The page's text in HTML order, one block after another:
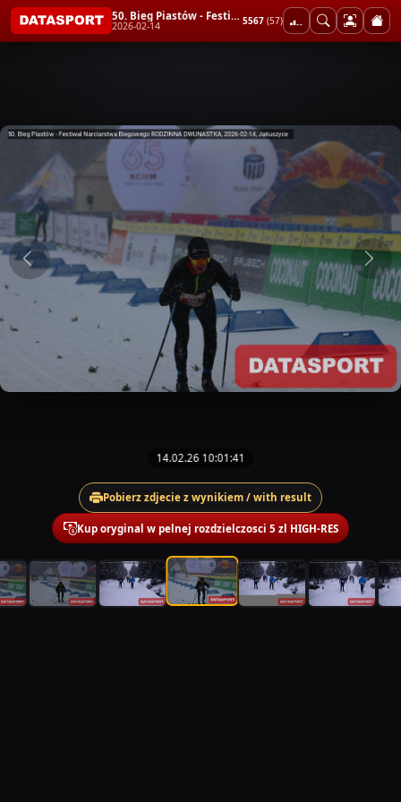
50. Bieg Piastów - Festiwal Narciarstwa Biegowego RODZINNA DWUNASTKA
2026-02-14 5567 (57)
14.02.26 10:01:41
Pobierz zdjecie z wynikiem / with result
Kup oryginal w pelnej rozdzielczosci 5 zl HIGH-RES